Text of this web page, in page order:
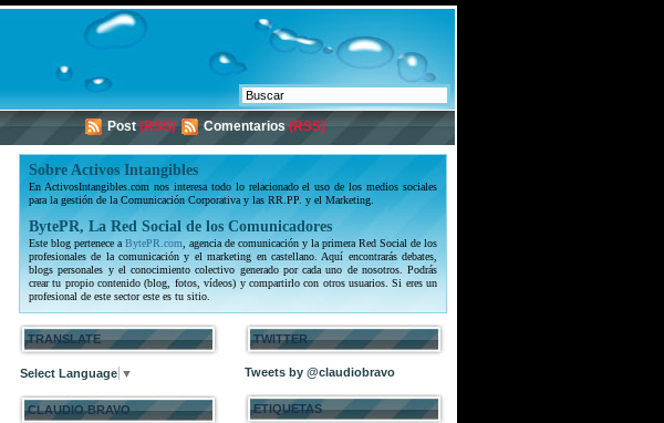
Post (RSS) Comentarios (RSS)
Sobre Activos Intangibles
En ActivosIntangibles.com nos interesa todo lo relacionado el uso de los medios sociales
para la gestión de la Comunicación Corporativa y las RR.PP. y el Marketing.
BytePR, La Red Social de los Comunicadores
Este blog pertenece a BytePR.com , agencia de comunicación y la primera Red Social de los
profesionales de la comunicación y el marketing en castellano. Aquí encontrarás debates,
blogs personales y el conocimiento colectivo generado por cada uno de nosotros. Podrás
crear tu propio contenido (blog, fotos, vídeos) y compartirlo con otros usuarios. Si eres un
profesional de este sector este es tu sitio.
TRANSLATE
Select Language ▼
CLAUDIO BRAVO
TWITTER
Tweets by @claudiobravo
ETIQUETAS